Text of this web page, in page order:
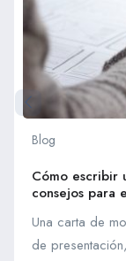
Blog
Cómo escribir
consejos para
Una carta de
de